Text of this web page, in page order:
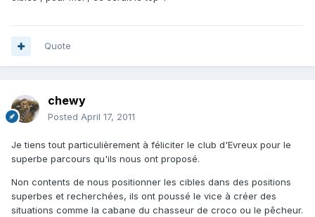
Quote
chewy
Posted April 17, 2011
Je tiens tout particulièrement à féliciter le club d'Evreux pour le
superbe parcours qu'ils nous ont proposé.
Non contents de nous positionner les cibles dans des positions
superbes et recherchées, ils ont poussé le vice à créer des
situations comme la cabane du chasseur de croco ou le pêcheur.